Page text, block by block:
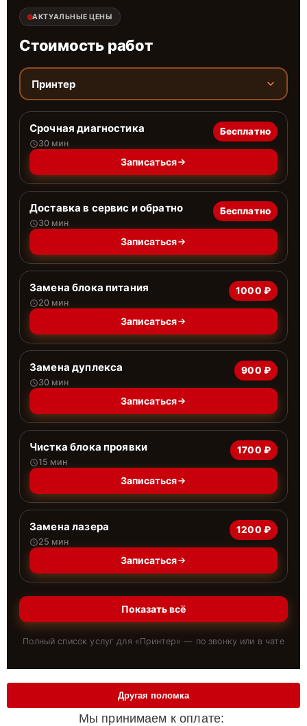
АКТУАЛЬНЫЕ ЦЕНЫ
Стоимость работ
Принтер
Срочная диагностика
30 мин
Бесплатно
Записаться
Доставка в сервис и обратно
30 мин
Бесплатно
Записаться
Замена блока питания
20 мин
1000 ₽
Записаться
Замена дуплекса
30 мин
900 ₽
Записаться
Чистка блока проявки
15 мин
1700 ₽
Записаться
Замена лазера
25 мин
1200 ₽
Записаться
Показать всё
Полный список услуг для «Принтер» — по звонку или в чате
Мы принимаем к оплате:
Другая поломка